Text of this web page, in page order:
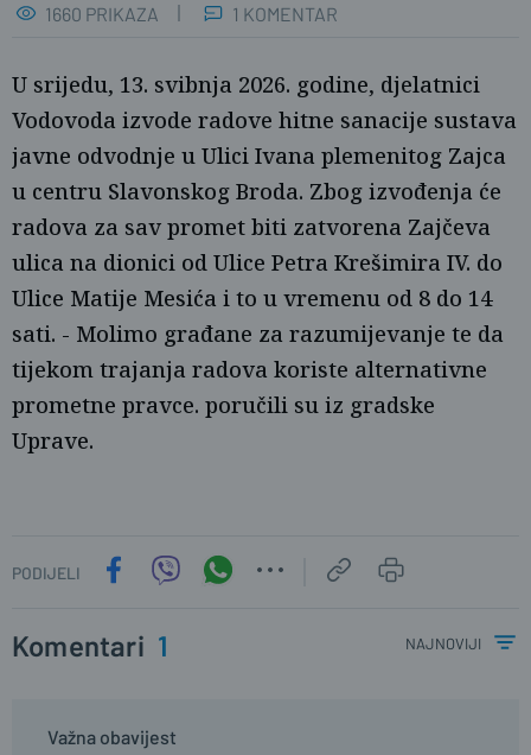
Ž.G.
1660 PRIKAZA 1 KOMENTAR
U srijedu, 13. svibnja 2026. godine, djelatnici
Vodovoda izvode radove hitne sanacije sustava
javne odvodnje u Ulici Ivana plemenitog Zajca
u centru Slavonskog Broda. Zbog izvođenja će
radova za sav promet biti zatvorena Zajčeva
ulica na dionici od Ulice Petra Krešimira IV. do
Ulice Matije Mesića i to u vremenu od 8 do 14
sati. - Molimo građane za razumijevanje te da
tijekom trajanja radova koriste alternativne
prometne pravce. poručili su iz gradske
Uprave.
PODIJELI
Komentari 1 najnoviji
Važna obavijest